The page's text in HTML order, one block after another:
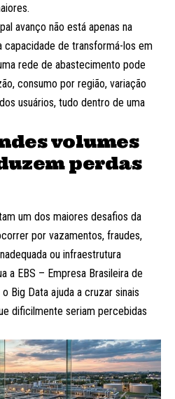
avanço não está apenas na
capacidade de transformá-los em
rede de abastecimento pode
consumo por região, variação
usuários, tudo dentro de uma
volumes
perdas
um dos maiores desafios da
por vazamentos, fraudes,
ou infraestrutura
a EBS – Empresa Brasileira de
Big Data ajuda a cruzar sinais
dificilmente seriam percebidas